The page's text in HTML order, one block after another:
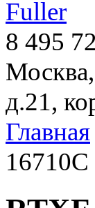
8 495
д.21,
Главная